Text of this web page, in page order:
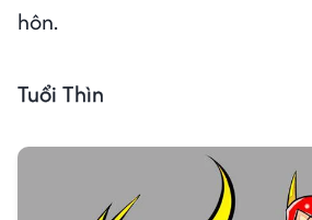
hôn.
Tuổi Thìn